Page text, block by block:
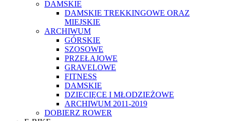
DAMSKIE
DAMSKIE TREKKINGOWE ORAZ
MIEJSKIE
ARCHIWUM
GÓRSKIE
SZOSOWE
PRZEŁAJOWE
GRAVELOWE
FITNESS
DAMSKIE
DZIECIĘCE I MŁODZIEŻOWE
ARCHIWUM 2011-2019
DOBIERZ ROWER